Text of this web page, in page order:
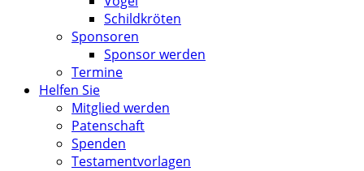
Schildkröten
Sponsoren
Sponsor werden
Termine
Helfen Sie
Mitglied werden
Patenschaft
Spenden
Testamentvorlagen